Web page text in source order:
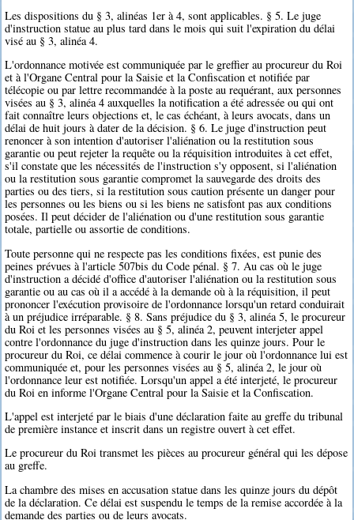
Les dispositions du § 3, alinéas 1er à 4, sont applicables. § 5. Le juge
d'instruction statue au plus tard dans le mois qui suit l'expiration du délai
visé au § 3, alinéa 4.
L'ordonnance motivée est communiquée par le greffier au procureur du Roi
et à l'Organe Central pour la Saisie et la Confiscation et notifiée par
télécopie ou par lettre recommandée à la poste au requérant, aux personnes
visées au § 3, alinéa 4 auxquelles la notification a été adressée ou qui ont
fait connaître leurs objections et, le cas échéant, à leurs avocats, dans un
délai de huit jours à dater de la décision. § 6. Le juge d'instruction peut
renoncer à son intention d'autoriser l'aliénation ou la restitution sous
garantie ou peut rejeter la requête ou la réquisition introduites à cet effet,
s'il constate que les nécessités de l'instruction s'y opposent, si l'aliénation
ou la restitution sous garantie compromet la sauvegarde des droits des
parties ou des tiers, si la restitution sous caution présente un danger pour
les personnes ou les biens ou si les biens ne satisfont pas aux conditions
posées. Il peut décider de l'aliénation ou d'une restitution sous garantie
totale, partielle ou assortie de conditions.
Toute personne qui ne respecte pas les conditions fixées, est punie des
peines prévues à l'article 507bis du Code pénal. § 7. Au cas où le juge
d'instruction a décidé d'office d'autoriser l'aliénation ou la restitution sous
garantie ou au cas où il a accédé à la demande où à la réquisition, il peut
prononcer l'exécution provisoire de l'ordonnance lorsqu'un retard conduirait
à un préjudice irréparable. § 8. Sans préjudice du § 3, alinéa 5, le procureur
du Roi et les personnes visées au § 5, alinéa 2, peuvent interjeter appel
contre l'ordonnance du juge d'instruction dans les quinze jours. Pour le
procureur du Roi, ce délai commence à courir le jour où l'ordonnance lui est
communiquée et, pour les personnes visées au § 5, alinéa 2, le jour où
l'ordonnance leur est notifiée. Lorsqu'un appel a été interjeté, le procureur
du Roi en informe l'Organe Central pour la Saisie et la Confiscation.
L'appel est interjeté par le biais d'une déclaration faite au greffe du tribunal
de première instance et inscrit dans un registre ouvert à cet effet.
Le procureur du Roi transmet les pièces au procureur général qui les dépose
au greffe.
La chambre des mises en accusation statue dans les quinze jours du dépôt
de la déclaration. Ce délai est suspendu le temps de la remise accordée à la
demande des parties ou de leurs avocats.